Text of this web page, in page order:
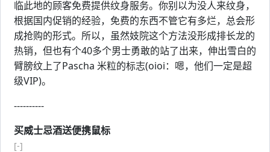
临此地的顾客免费提供纹身服务。你别以为没人来纹身，
根据国内促销的经验，免费的东西不管它有多烂，总会形
成抢购的形式。所以，虽然妓院这个方法没形成排长龙的
热销，但也有个40多个男士勇敢的站了出来，伸出雪白的
臂膀纹上了Pascha 米粒的标志(oioi：嗯，他们一定是超
级VIP)。
----------
买威士忌酒送便携鼠标
[-]